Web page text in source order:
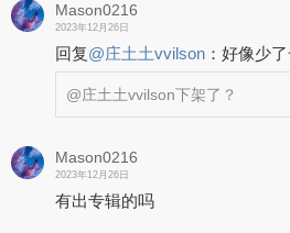
Mason0216
2023年12月26日
回复@庄土土vvilson ： 好像少
@庄土土vvilson下架了？
Mason0216
2023年12月26日
有出专辑的吗